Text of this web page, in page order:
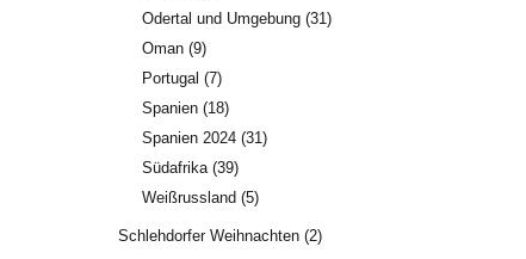
Odertal und Umgebung (31)
Oman (9)
Portugal (7)
Spanien (18)
Spanien 2024 (31)
Südafrika(39)
Weißrussland (5)
Schlehdorfer Weihnachten (2)